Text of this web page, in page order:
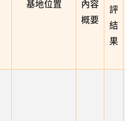
基地位置
內容
概要
評
結
果